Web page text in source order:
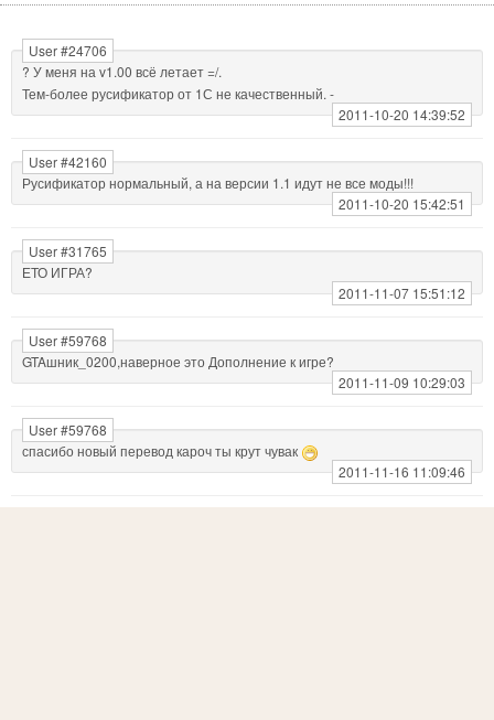
? У меня на v1.00 всё летает =/.
Тем-более русификатор от 1С не качественный. -
User #24706
2011-10-20 14:39:52
Русификатор нормальный, а на версии 1.1 идут не все моды!!!
User #42160
2011-10-20 15:42:51
ЕТО ИГРА?
User #31765
2011-11-07 15:51:12
GTAшник_0200,наверное это Дополнение к игре?
User #59768
2011-11-09 10:29:03
спасибо новый перевод кароч ты крут чувак
User #59768
2011-11-16 11:09:46